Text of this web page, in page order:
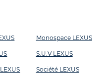
Monospace LEXUS
S.U.V LEXUS
Société LEXUS